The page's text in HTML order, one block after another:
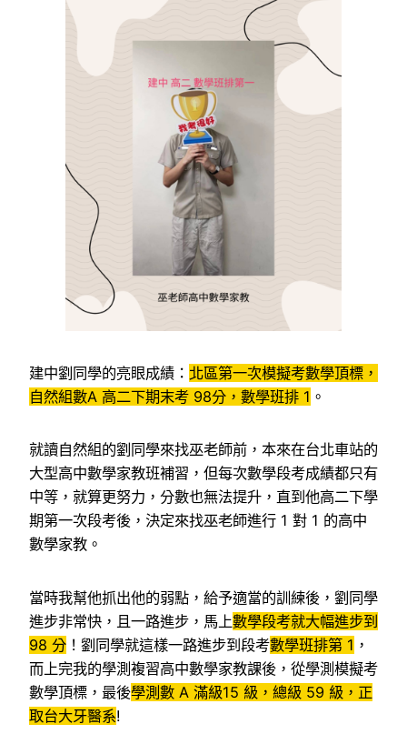
建中劉同學的亮眼成績： 北區第一次模擬考數學頂標，
自然組數A 高二下期末考 98分，數學班排 1 。
就讀自然組的劉同學來找巫老師前，本來在台北車站的
大型高中數學家教班補習，但每次數學段考成績都只有
中等，就算更努力，分數也無法提升，直到他高二下學
期第一次段考後，決定來找巫老師進行 1 對 1 的高中
數學家教。
當時我幫他抓出他的弱點，給予適當的訓練後，劉同學
進步非常快，且一路進步，馬上數學段考就大幅進步到
98 分 ！劉同學就這樣一路進步到段考數學班排第 1 ，
而上完我的學測複習高中數學家教課後，從學測模擬考
數學頂標，最後學測數 A 滿級15 級，總級 59 級，正
取台大牙醫系!